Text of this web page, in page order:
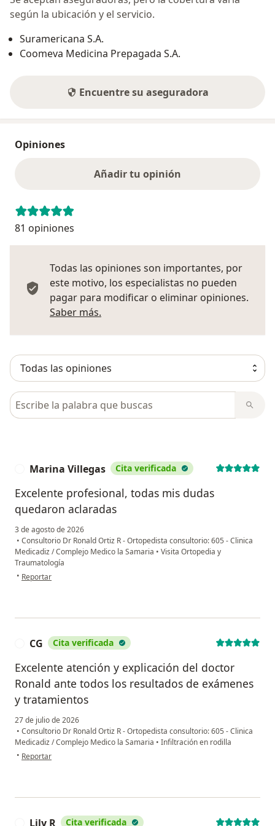
según la ubicación y el servicio.
Suramericana S.A.
Coomeva Medicina Prepagada S.A.
Encuentre su aseguradora
Opiniones
Añadir tu opinión
81 opiniones
Todas las opiniones son importantes, por
este motivo, los especialistas no pueden
pagar para modificar o eliminar opiniones.
Saber más.
Busca en opiniones
Marina Villegas Cita verificada
Excelente profesional, todas mis dudas
quedaron aclaradas
3 de agosto de 2026
• Consultorio Dr Ronald Ortiz R - Ortopedista consultorio: 605 - Clinica
Medicadiz / Complejo Medico la Samaria • Visita Ortopedia y
Traumatología
• en opinión del usuario Marina Villegas
Reportar
CG Cita verificada
Excelente atención y explicación del doctor
Ronald ante todos los resultados de exámenes
y tratamientos
27 de julio de 2026
• Consultorio Dr Ronald Ortiz R - Ortopedista consultorio: 605 - Clinica
Medicadiz / Complejo Medico la Samaria • Infiltración en rodilla
• en opinión del usuario CG
Reportar
Lily R Cita verificada